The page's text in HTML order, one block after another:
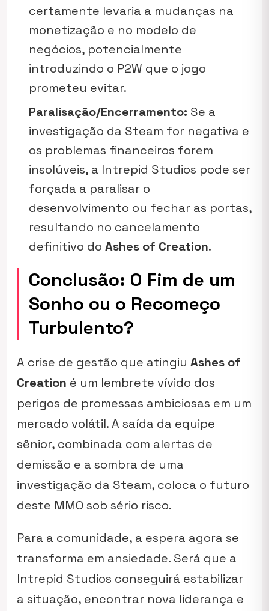
certamente levaria a mudanças na
monetização e no modelo de
negócios, potencialmente
introduzindo o P2W que o jogo
prometeu evitar.
Paralisação/Encerramento: Se a
investigação da Steam for negativa e
os problemas financeiros forem
insolúveis, a Intrepid Studios pode ser
forçada a paralisar o
desenvolvimento ou fechar as portas,
resultando no cancelamento
definitivo do Ashes of Creation.
Conclusão: O Fim de um
Sonho ou o Recomeço
Turbulento?
A crise de gestão que atingiu Ashes of
Creation é um lembrete vívido dos
perigos de promessas ambiciosas em um
mercado volátil. A saída da equipe
sênior, combinada com alertas de
demissão e a sombra de uma
investigação da Steam, coloca o futuro
deste MMO sob sério risco.
Para a comunidade, a espera agora se
transforma em ansiedade. Será que a
Intrepid Studios conseguirá estabilizar
a situação, encontrar nova liderança e